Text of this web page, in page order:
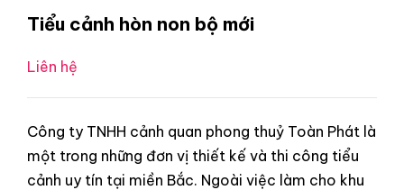
Tiểu cảnh hòn non bộ mới
Liên hệ
Công ty TNHH cảnh quan phong thuỷ Toàn Phát là
một trong những đơn vị thiết kế và thi công tiểu
cảnh uy tín tại miền Bắc. Ngoài việc làm cho khu